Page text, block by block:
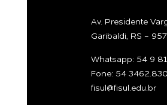
Av. Presidente
Garibaldi, RS -
Whatsapp: 54 9
Fone: 54
fisul@fisul.edu.br